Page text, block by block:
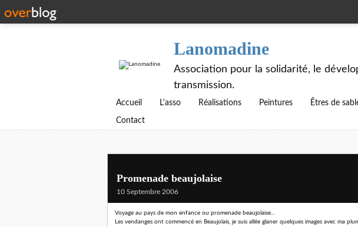
Lanomadine
Association pour la solidarité, le
transmission.
Accueil L'asso Réalisations Peintures Êtres de
Contact
Promenade beaujolaise
10 Septembre 2006
Voyage au pays de mon enfance ou promenade beaujolaise...
Les vendanges ont commencé en Beaujolais, je suis allée glaner quelques images avec ma